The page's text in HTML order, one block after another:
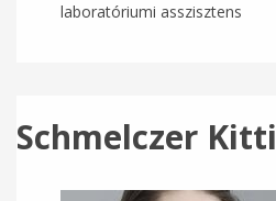
laboratóriumi asszisztens
Schmelczer Kitti